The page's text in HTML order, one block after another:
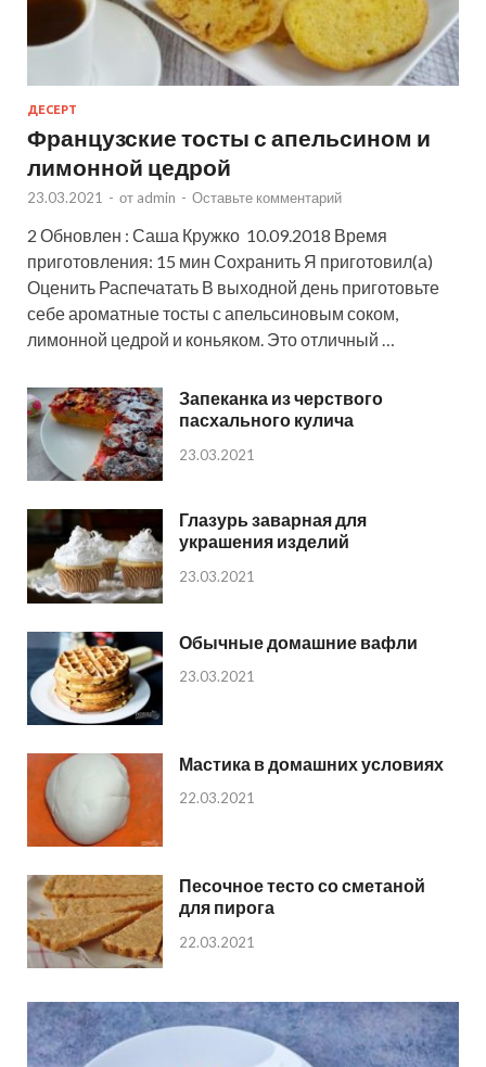
ДЕСЕРТ
Французские тосты с апельсином и
лимонной цедрой
23.03.2021 - от admin - Оставьте комментарий
2 Обновлен : Саша Кружко 10.09.2018 Время
приготовления: 15 мин Сохранить Я приготовил(а)
Оценить Распечатать В выходной день приготовьте
себе ароматные тосты с апельсиновым соком,
лимонной цедрой и коньяком. Это отличный …
Запеканка из черствого
пасхального кулича
23.03.2021
Глазурь заварная для
украшения изделий
23.03.2021
Обычные домашние вафли
23.03.2021
Мастика в домашних условиях
22.03.2021
Песочное тесто со сметаной
для пирога
22.03.2021